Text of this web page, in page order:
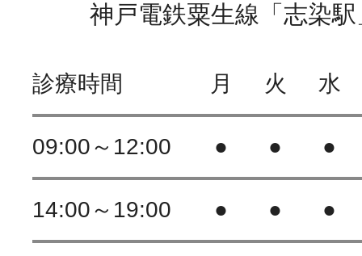
神戸電鉄粟生線「志染
診療時間 月 火 水
09:00～12:00 ● ● ●
14:00～19:00 ● ● ●